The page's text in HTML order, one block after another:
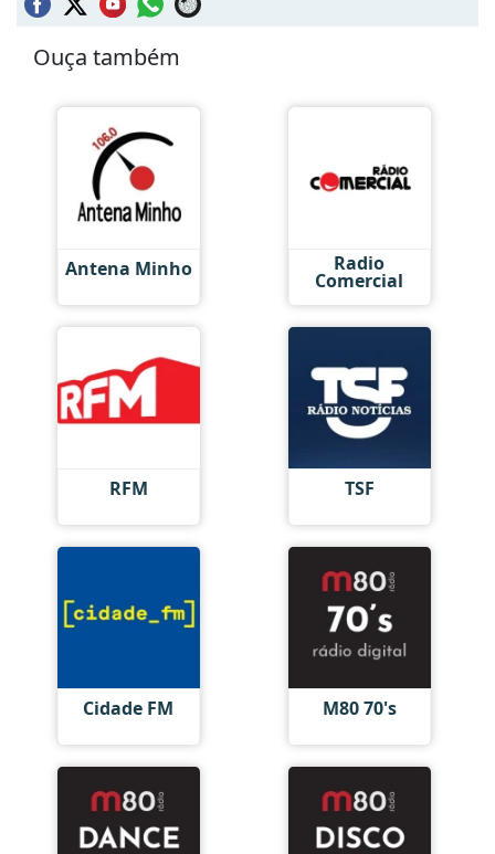
Ouça também
Antena Minho Radio
Comercial
RFM TSF
Cidade FM M80 70's